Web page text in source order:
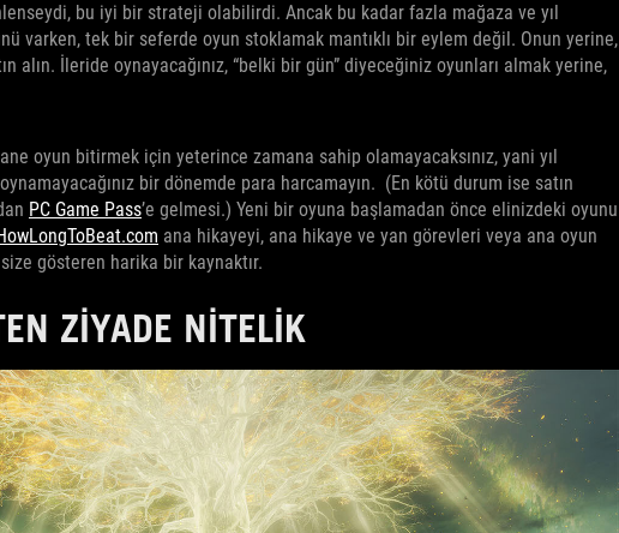
bu iyi bir strateji olabilirdi. Ancak bu kadar fazla mağaza ve yıl
varken, tek bir seferde oyun stoklamak mantıklı bir eylem değil. Onun yerine,
alın. İleride oynayacağınız, “belki bir gün” diyeceğiniz oyunları almak yerine,
oyun bitirmek için yeterince zamana sahip olamayacaksınız, yani yıl
bir dönemde para harcamayın. (En kötü durum ise satın
PC Game Pass’e gelmesi.) Yeni bir oyuna başlamadan önce elinizdeki oyunu
ana hikayeyi, ana hikaye ve yan görevleri veya ana oyun
gösteren harika bir kaynaktır.
ZIYADE NITELIK